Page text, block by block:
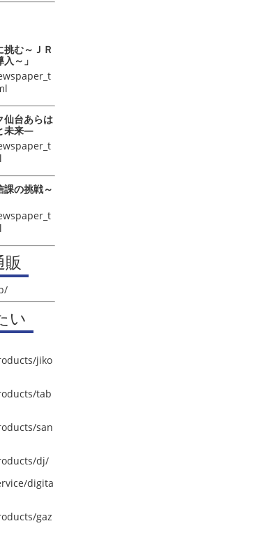
む～ＪＲ
～」
台あらは
未来―
の挑戦～
い
jiko
tab
san
dj/
digita
gaz